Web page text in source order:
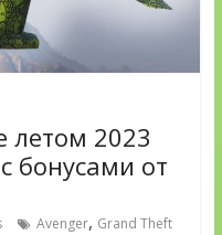
летом 2023
бонусами от
Avenger, Grand Theft